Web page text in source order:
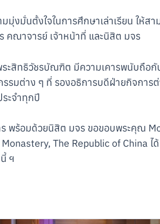
นตั้งใจในการศึกษาเล่าเรียน ให้สา
คณาจารย์ เจ้าหน้าที่ และนิสิต มจร
ะสิทธิวัชรบัณฑิต มีความเคารพนับถือ
มต่าง ๆ ที่ รองอธิการบดีฝ่ายกิจการ
ระจำทุกปี
พร้อมด้วยนิสิต มจร ขอขอบพระคุณ
The Republic of China
ฯ